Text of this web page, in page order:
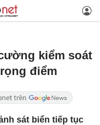
kiểm soát
điểm
sát biển tiếp tục